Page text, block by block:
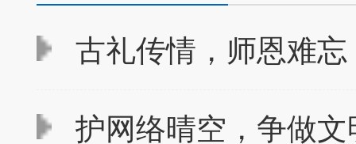
古礼传情，师恩难忘
护网络晴空，争做文